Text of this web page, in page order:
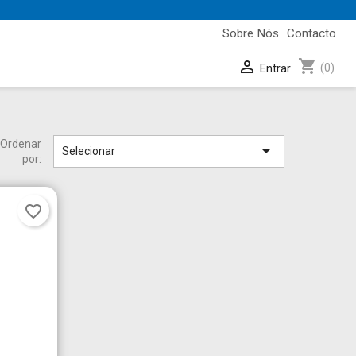
Contacto
Sobre Nós
shopping_cart (0)
 Entrar
Ordenar
por:
Selecionar 
favorite_border